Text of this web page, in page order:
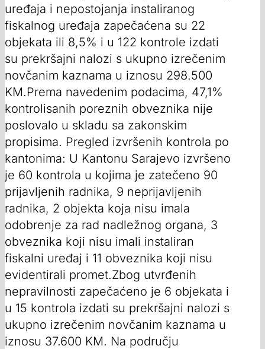
uređaja i nepostojanja instaliranog
fiskalnog uređaja zapečaćena su 22
objekata ili 8,5% i u 122 kontrole izdati
su prekršajni nalozi s ukupno izrečenim
novčanim kaznama u iznosu 298.500
KM.Prema navedenim podacima, 47,1%
kontrolisanih poreznih obveznika nije
poslovalo u skladu sa zakonskim
propisima. Pregled izvršenih kontrola po
kantonima: U Kantonu Sarajevo izvršeno
je 60 kontrola u kojima je zatečeno 90
prijavljenih radnika, 9 neprijavljenih
radnika, 2 objekta koja nisu imala
odobrenje za rad nadležnog organa, 3
obveznika koji nisu imali instaliran
fiskalni uređaj i 11 obveznika koji nisu
evidentirali promet.Zbog utvrđenih
nepravilnosti zapečaćeno je 6 objekata i
u 15 kontrola izdati su prekršajni nalozi s
ukupno izrečenim novčanim kaznama u
iznosu 37.600 KM. Na području